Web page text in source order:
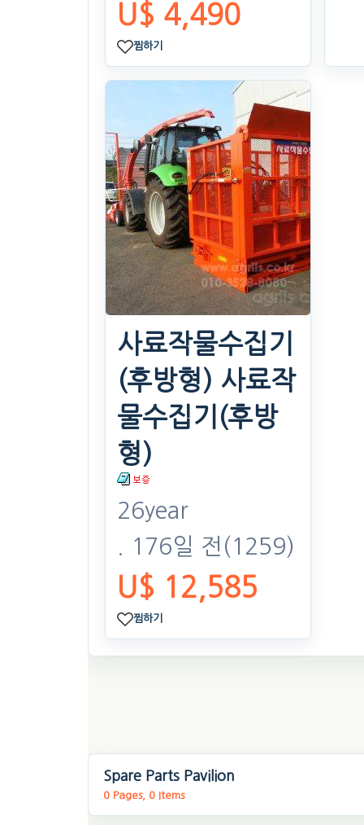
U$ 4,490
찜하기
사료작물수집기
(후방형) 사료작
물수집기(후방
형)
26year
. 176일 전 (1259)
U$ 12,585
찜하기
Spare Parts Pavilion
0 Pages, 0 Items